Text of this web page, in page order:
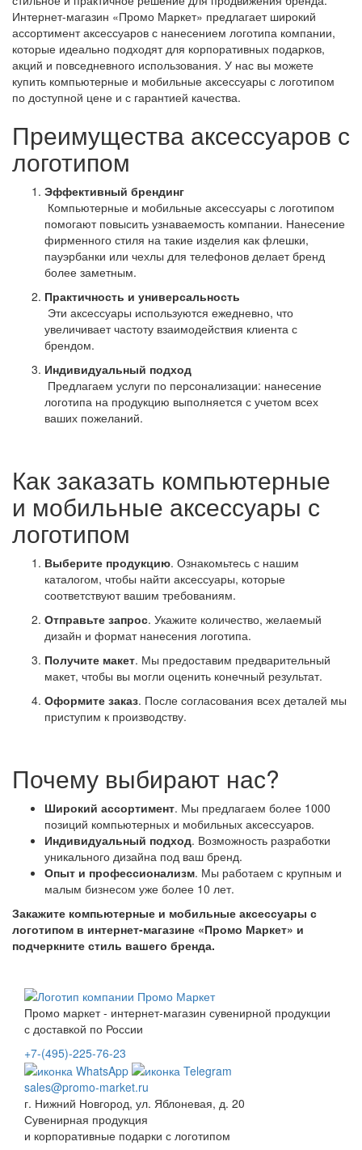
Интернет-магазин «Промо Маркет» предлагает широкий
ассортимент аксессуаров с нанесением логотипа компании,
которые идеально подходят для корпоративных подарков,
акций и повседневного использования. У нас вы можете
купить компьютерные и мобильные аксессуары с логотипом
по доступной цене и с гарантией качества.
Преимущества аксессуаров с
логотипом
Эффективный брендинг
Компьютерные и мобильные аксессуары с логотипом
помогают повысить узнаваемость компании. Нанесение
фирменного стиля на такие изделия как флешки,
пауэрбанки или чехлы для телефонов делает бренд
более заметным.
Практичность и универсальность
Эти аксессуары используются ежедневно, что
увеличивает частоту взаимодействия клиента с
брендом.
Индивидуальный подход
Предлагаем услуги по персонализации: нанесение
логотипа на продукцию выполняется с учетом всех
ваших пожеланий.
Как заказать компьютерные
и мобильные аксессуары с
логотипом
Выберите продукцию. Ознакомьтесь с нашим
каталогом, чтобы найти аксессуары, которые
соответствуют вашим требованиям.
Отправьте запрос. Укажите количество, желаемый
дизайн и формат нанесения логотипа.
Получите макет. Мы предоставим предварительный
макет, чтобы вы могли оценить конечный результат.
Оформите заказ. После согласования всех деталей мы
приступим к производству.
Почему выбирают нас?
Широкий ассортимент. Мы предлагаем более 1000
позиций компьютерных и мобильных аксессуаров.
Индивидуальный подход. Возможность разработки
уникального дизайна под ваш бренд.
Опыт и профессионализм. Мы работаем с крупным и
малым бизнесом уже более 10 лет.
Закажите компьютерные и мобильные аксессуары с
логотипом в интернет-магазине «Промо Маркет» и
подчеркните стиль вашего бренда.
Промо маркет - интернет-магазин сувенирной продукции
с доставкой по России
+7-(495)-225-76-23
sales@promo-market.ru
г. Нижний Новгород, ул. Яблоневая, д. 20
Сувенирная продукция
и корпоративные подарки с логотипом